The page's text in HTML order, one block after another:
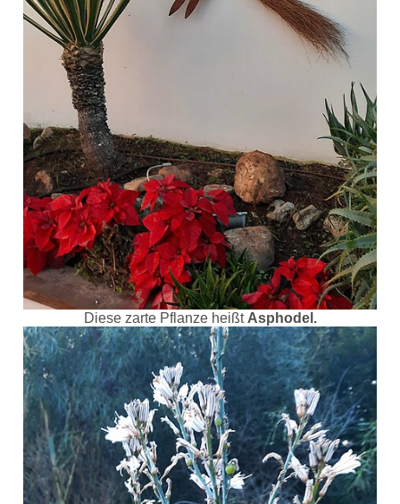
Diese zarte Pflanze heißt Asphodel.